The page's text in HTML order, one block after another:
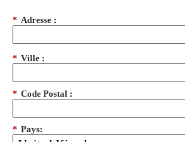
* Adresse :
* Ville :
* Code Postal :
* Pays: